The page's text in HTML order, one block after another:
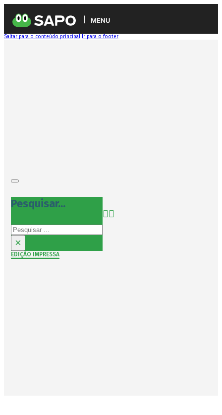
MENU
Saltar para o conteúdo principal Ir para o footer
Pesquisar...
Pesquisar
×
EDIÇÃO IMPRESSA